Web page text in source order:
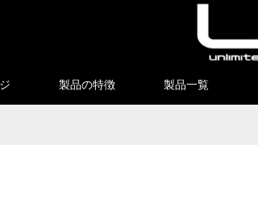
製品の特徴 製品一覧